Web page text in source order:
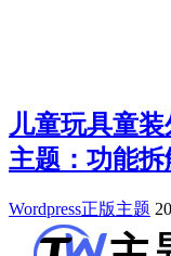
儿童玩具童
主题：功能拆
Wordpress正版主题